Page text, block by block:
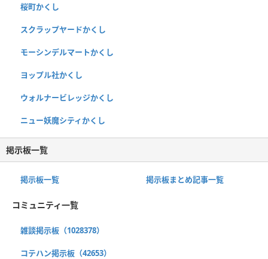
桜町かくし
スクラップヤードかくし
モーシンデルマートかくし
ヨップル社かくし
ウォルナービレッジかくし
ニュー妖魔シティかくし
掲示板一覧
掲示板一覧 掲示板まとめ記事一覧
コミュニティ一覧
雑談掲示板（1028378）
コテハン掲示板（42653）